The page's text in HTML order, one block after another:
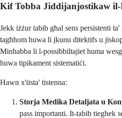
Kif Tobba Jiddijanjostikaw il-
Jekk iżżur tabib għal sens persistenti
tagħhom huwa li jkunu ditektifs u
Minħabba li l-possibbiltajiet huma
huwa tipikament sistematiċi.
Hawn x'tista' tistenna:
Storja Medika Detaljata u
pass importanti. It-tabib tiegħek